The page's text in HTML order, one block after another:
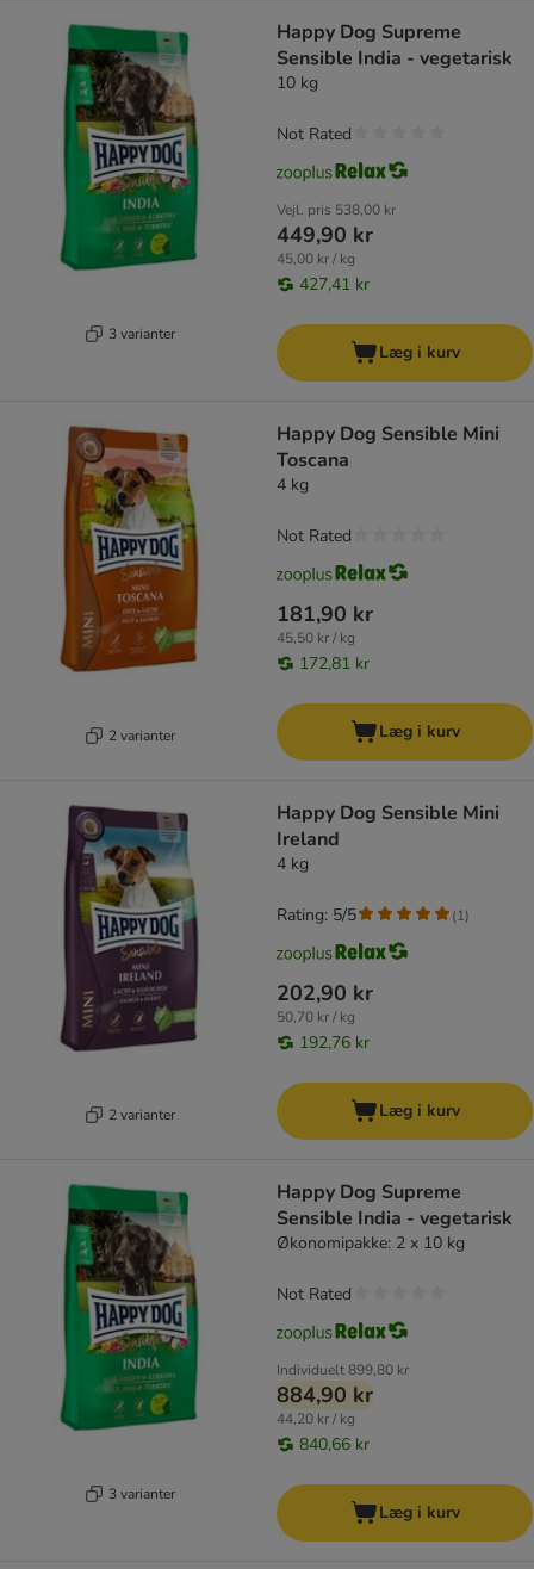
3 varianter
Happy Dog Supreme
Sensible India - vegetarisk
10 kg
Vejl. pris 538,00 kr
449,90 kr
45,00 kr / kg
427,41 kr
Not Rated
Læg i kurv
2 varianter
Happy Dog Sensible Mini
Toscana
4 kg
181,90 kr
45,50 kr / kg
172,81 kr
Not Rated
Læg i kurv
2 varianter
Happy Dog Sensible Mini
Ireland
4 kg
202,90 kr
50,70 kr / kg
192,76 kr
Rating: 5/5 (1)
Læg i kurv
3 varianter
Happy Dog Supreme
Sensible India - vegetarisk
Økonomipakke: 2 x 10 kg
Individuelt899,80 kr
884,90 kr
44,20 kr / kg
840,66 kr
Not Rated
Læg i kurv